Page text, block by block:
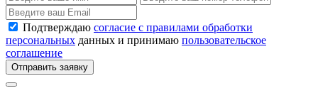
Подтверждаю согласие с правилами обработки
персональных данных и принимаю пользовательское
соглашение
Отправить заявку